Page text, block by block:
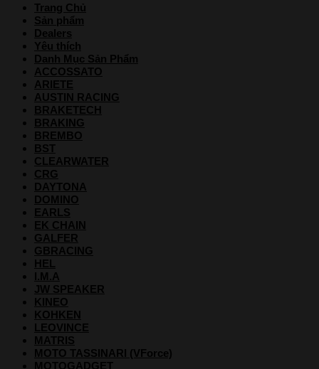
Trang Chủ
Sản phẩm
Dealers
Yêu thích
Danh Mục Sản Phẩm
ACCOSSATO
ARIETE
AUSTIN RACING
BRAKETECH
BRAKING
BREMBO
BST
CLEARWATER
CRG
DAYTONA
DOMINO
EARLS
EK CHAIN
GALFER
GBRACING
HEL
I.M.A
JW SPEAKER
KINEO
KOHKEN
LEOVINCE
MATRIS
MOTO TASSINARI (VForce)
MOTOGADGET